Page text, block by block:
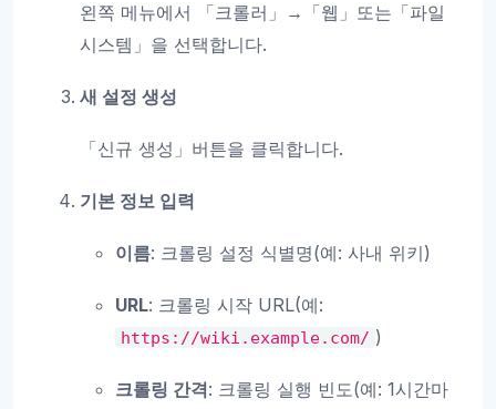
왼쪽 메뉴에서 「크롤러」→「웹」또는「파일
시스템」을 선택합니다.
새 설정 생성
「신규 생성」버튼을 클릭합니다.
기본 정보 입력
이름: 크롤링 설정 식별명(예: 사내 위키)
URL: 크롤링 시작 URL(예:
https://wiki.example.com/ )
크롤링 간격: 크롤링 실행 빈도(예: 1시간마